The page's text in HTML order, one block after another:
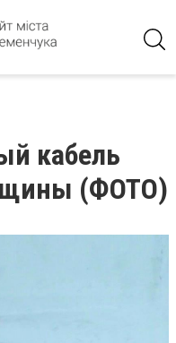
кабель
(ФОТО)